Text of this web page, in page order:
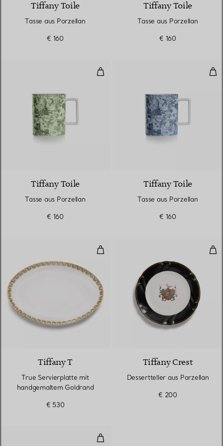
Tiffany Toile
Tasse aus Porzellan
€ 160
Tiffany Toile
Tasse aus Porzellan
€ 160
Tasse aus Porzellan
Tiffany Toile
Tasse aus Porzellan
€ 160
Tiffany Toile
Tasse aus Porzellan
€ 160
True Servierplatte mit
Tiffany T
True Servierplatte mit
handgemaltem Goldrand
€ 530
Tiffany Crest
Dessertteller aus Porzellan
€ 200
Dessertteller aus Porzellan